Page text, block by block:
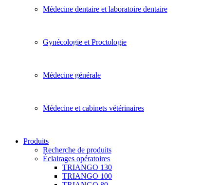
Médecine dentaire et laboratoire dentaire
Gynécologie et Proctologie
Médecine générale
Médecine et cabinets vétérinaires
Produits
Recherche de produits
Éclairages opératoires
TRIANGO 130
TRIANGO 100